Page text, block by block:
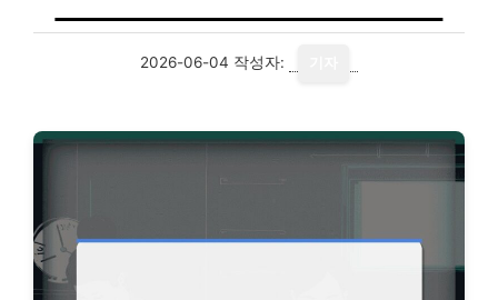
2026-06-04 작성자: